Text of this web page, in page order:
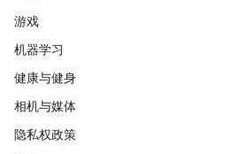
游戏
机器学习
健康与健身
相机与媒体
隐私权政策